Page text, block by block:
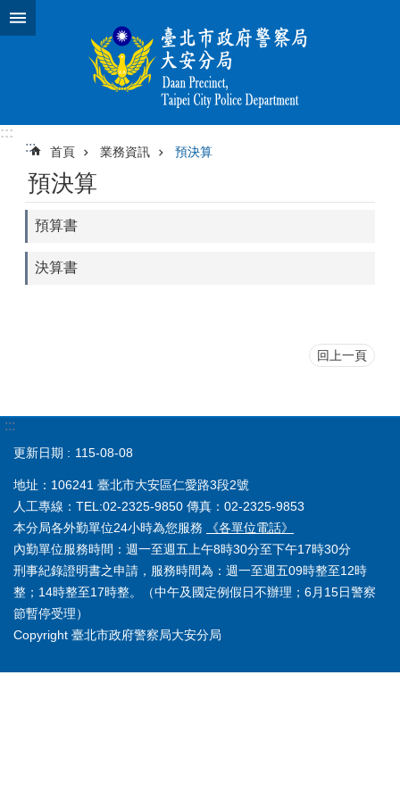
跳到主要內容區塊
:::
:::
首頁 業務資訊 預決算
預決算
預算書
決算書
回上一頁
:::
更新日期 115-08-08
地址：106241 臺北市大安區仁愛路3段2號
人工專線：TEL:02-2325-9850 傳真：02-2325-9853
本分局各外勤單位24小時為您服務
《各單位電話》
內勤單位服務時間：週一至週五上午8時30分至下午17時30分
刑事紀錄證明書之申請，服務時間為：週一至週五09時整至12時
整；14時整至17時整。（中午及國定例假日不辦理；6月15日警察
節暫停受理）
Copyright 臺北市政府警察局大安分局